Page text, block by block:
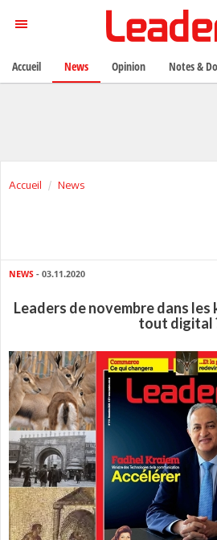
Accueil News
NEWS - 03.11.2020
Leaders de novembre dans
tout digital
Accueil News Opinion Notes &